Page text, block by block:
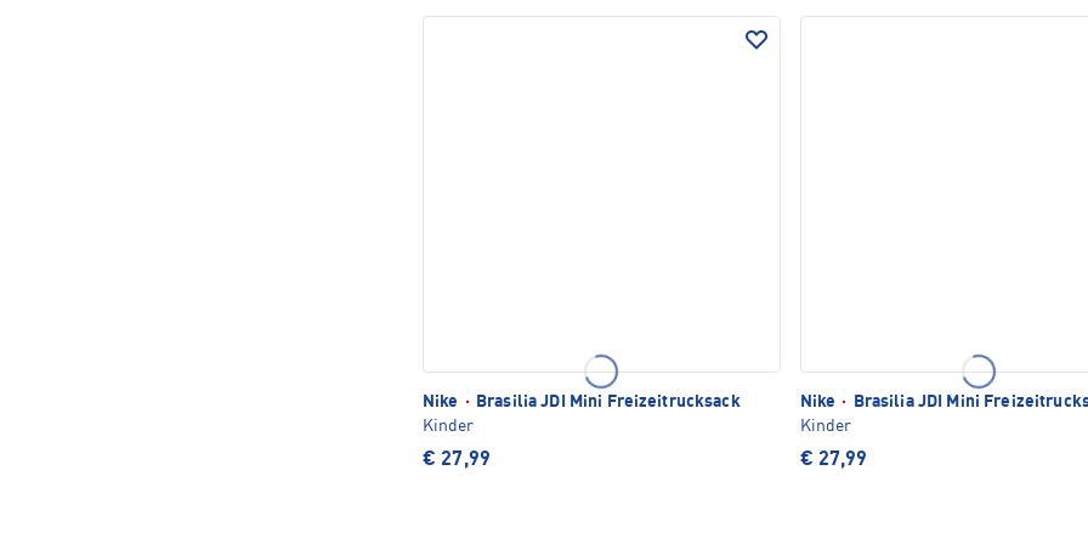
Nike ·
Brasilia JDI Mini Freizeitrucksack
Kinder
€ 27,99
Nike ·
Brasilia JDI Mini
Kinder
€ 27,99